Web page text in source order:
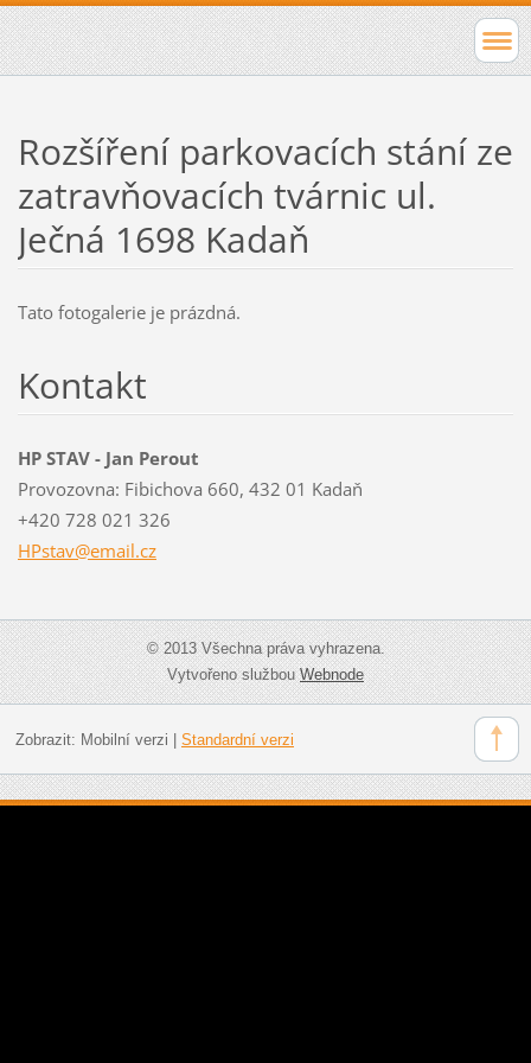
Rozšíření parkovacích stání ze
zatravňovacích tvárnic ul.
Ječná 1698 Kadaň
Tato fotogalerie je prázdná.
Kontakt
HP STAV - Jan Perout
Provozovna: Fibichova 660, 432 01 Kadaň
+420 728 021 326
HPstav@email.cz
© 2013 Všechna práva vyhrazena.
Vytvořeno službouWebnode
Zobrazit: Mobilní verzi Standardní verzi